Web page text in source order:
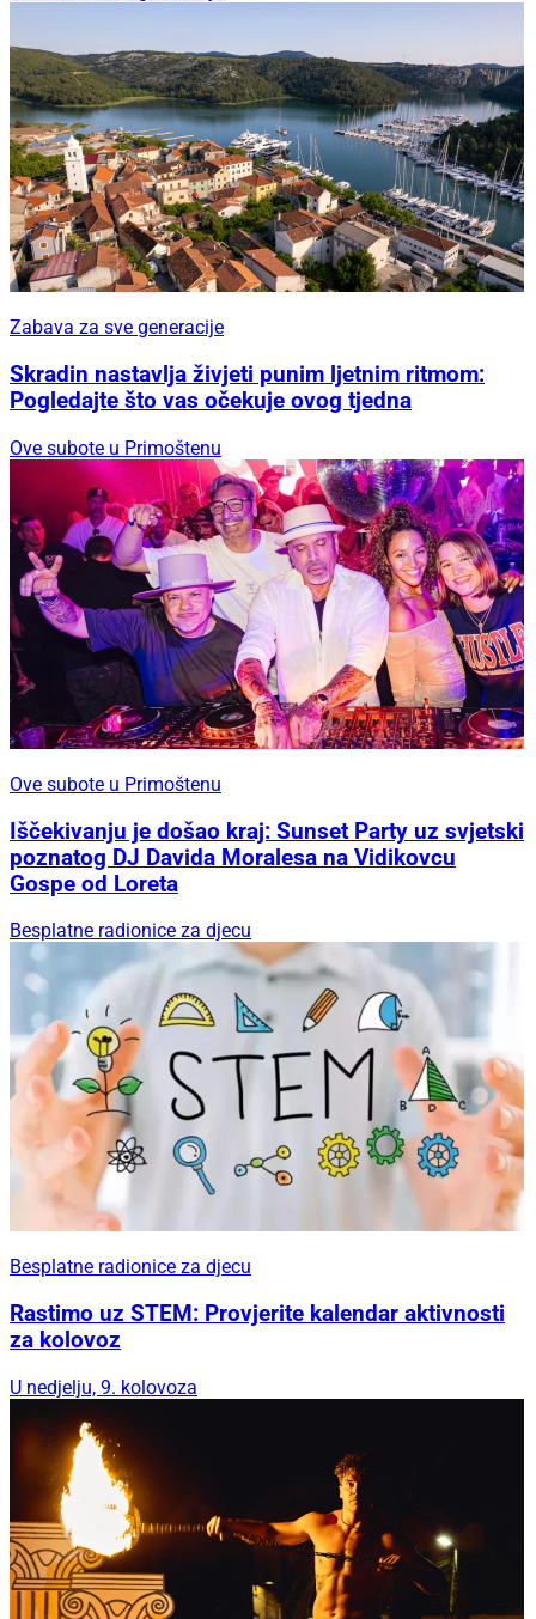
Zabava za sve generacije
Skradin nastavlja živjeti punim ljetnim ritmom:
Pogledajte što vas očekuje ovog tjedna
Ove subote u Primoštenu
Ove subote u Primoštenu
Iščekivanju je došao kraj: Sunset Party uz svjetski
poznatog DJ Davida Moralesa na Vidikovcu
Gospe od Loreta
Besplatne radionice za djecu
Besplatne radionice za djecu
Rastimo uz STEM: Provjerite kalendar aktivnosti
za kolovoz
U nedjelju, 9. kolovoza